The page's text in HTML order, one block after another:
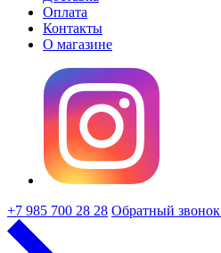
Оплата
Контакты
О магазине
+7 985 700 28 28 Обратный звонок